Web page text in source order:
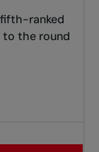
ranked
to the round